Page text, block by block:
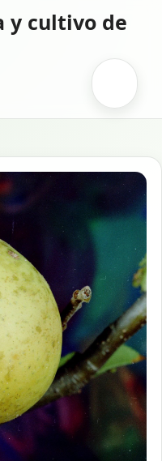
y cultivo de